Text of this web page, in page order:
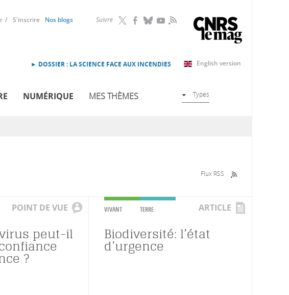
Suivre RSS
S'inscrire Nos blogs
English version
► DOSSIER : LA SCIENCE FACE AUX INCENDIES
NUMÉRIQUE MES THÈMES Types
Flux RSS
POINT DE VUE
peut-il
?
VIVANT TERRE ARTICLE
Biodiversité: l’état
d’urgence